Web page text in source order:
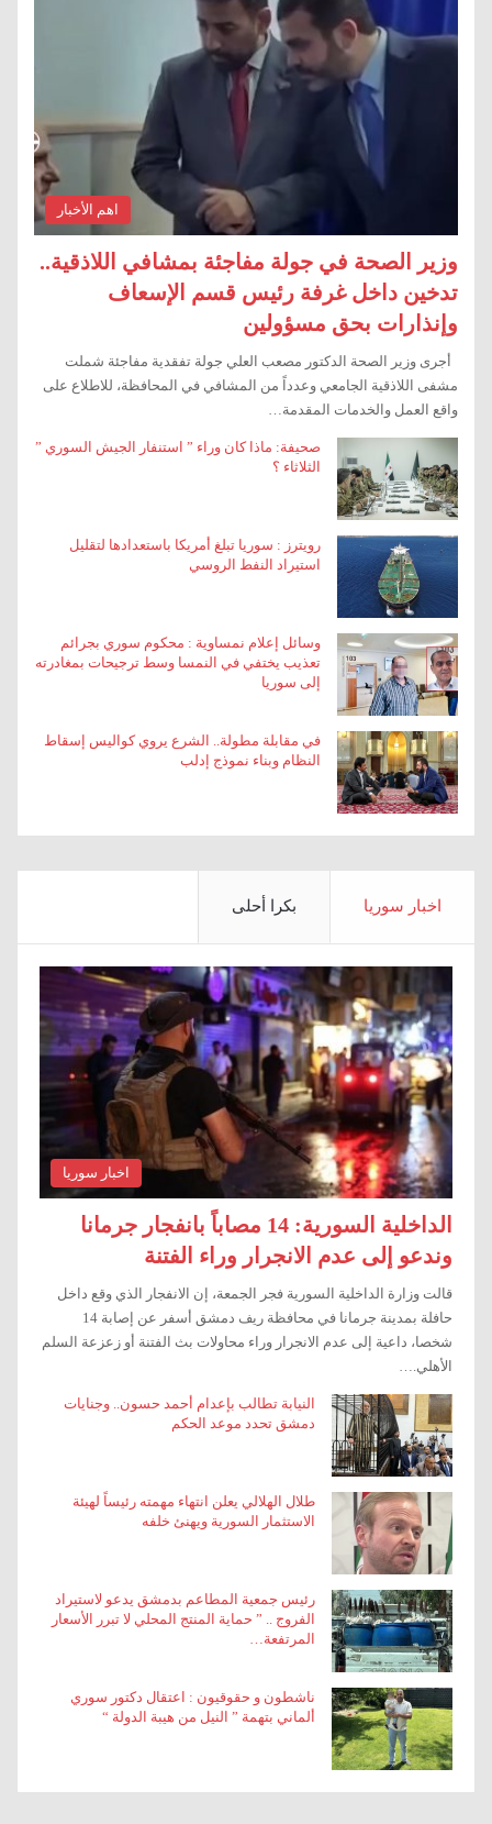
اهم الأخبار
وزير الصحة في جولة مفاجئة بمشافي اللاذقية..
تدخين داخل غرفة رئيس قسم الإسعاف
وإنذارات بحق مسؤولين
أجرى وزير الصحة الدكتور مصعب العلي جولة تفقدية مفاجئة شملت
مشفى اللاذقية الجامعي وعدداً من المشافي في المحافظة، للاطلاع على
واقع العمل والخدمات المقدمة…
صحيفة: ماذا كان وراء ” استنفار الجيش السوري ”
الثلاثاء ؟
رويترز : سوريا تبلغ أمريكا باستعدادها لتقليل
استيراد النفط الروسي
وسائل إعلام نمساوية : محكوم سوري بجرائم
تعذيب يختفي في النمسا وسط ترجيحات بمغادرته
إلى سوريا
في مقابلة مطولة.. الشرع يروي كواليس إسقاط
النظام وبناء نموذج إدلب
اخبار سوريا بكرا أحلى
اخبار سوريا
الداخلية السورية: 14 مصاباً بانفجار جرمانا
وندعو إلى عدم الانجرار وراء الفتنة
قالت وزارة الداخلية السورية فجر الجمعة، إن الانفجار الذي وقع داخل
حافلة بمدينة جرمانا في محافظة ريف دمشق أسفر عن إصابة 14
شخصا، داعية إلى عدم الانجرار وراء محاولات بث الفتنة أو زعزعة السلم
الأهلي.…
النيابة تطالب بإعدام أحمد حسون.. وجنايات
دمشق تحدد موعد الحكم
طلال الهلالي يعلن انتهاء مهمته رئيساً لهيئة
الاستثمار السورية ويهنئ خلفه
رئيس جمعية المطاعم بدمشق يدعو لاستيراد
الفروج .. ” حماية المنتج المحلي لا تبرر الأسعار
المرتفعة…
ناشطون و حقوقيون : اعتقال دكتور سوري
ألماني بتهمة ” النيل من هيبة الدولة “